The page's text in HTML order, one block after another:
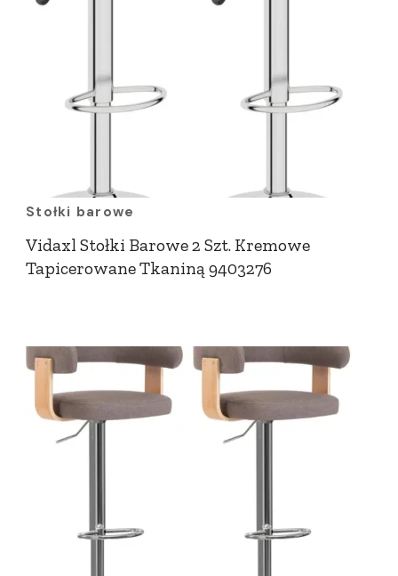
Stołki barowe
Vidaxl Stołki Barowe 2 Szt. Kremowe
Tapicerowane Tkaniną 9403276